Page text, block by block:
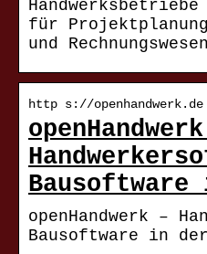
Handwerksbetriebe
für
und Rechnungswesen
http s://openhandwerk.de
openHandwerk –
Bausoftware in